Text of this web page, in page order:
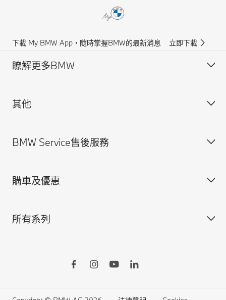
下載 My BMW App，隨時掌握BMW的最新消息 立即下載
瞭解更多BMW
獲得BMW最新消息
規格配備表
預約賞車
其他
法律聲明與Cookie政策
BMW Service售後服務
BMW Service售後服務概覽
BMW原廠加裝品
購車及優惠
訂製您的BMW
所有系列